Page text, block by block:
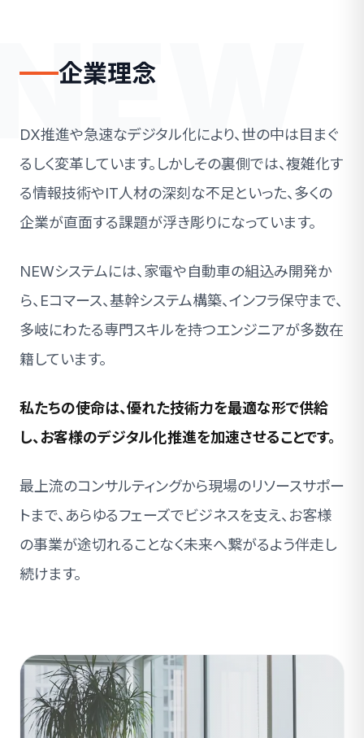
企業理念
DX推進や急速なデジタル化により、世の中は目まぐ
るしく変革しています。しかしその裏側では、複雑化す
る情報技術やIT人材の深刻な不足といった、多くの
企業が直面する課題が浮き彫りになっています。
NEWシステムには、家電や自動車の組込み開発か
ら、Eコマース、基幹システム構築、インフラ保守まで、
多岐にわたる専門スキルを持つエンジニアが多数在
籍しています。
私たちの使命は、優れた技術力を最適な形で供給
し、お客様のデジタル化推進を加速させることです。
最上流のコンサルティングから現場のリソースサポー
トまで、あらゆるフェーズでビジネスを支え、お客様
の事業が途切れることなく未来へ繋がるよう伴走し
続けます。